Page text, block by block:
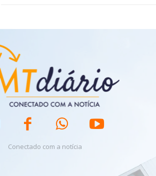
Conectado com a notícia